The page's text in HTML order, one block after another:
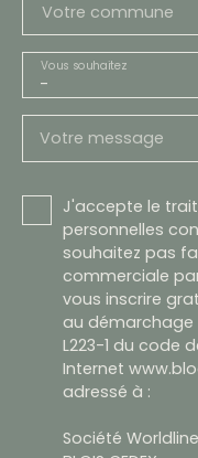
Votre commune
-
Vous souhaitez
Votre message
J'accepte le
personnelles
souhaitez pas
commerciale
vous inscrire
au démarchage
L223-1 du code
Internet
adressé à :
Société Worldline,